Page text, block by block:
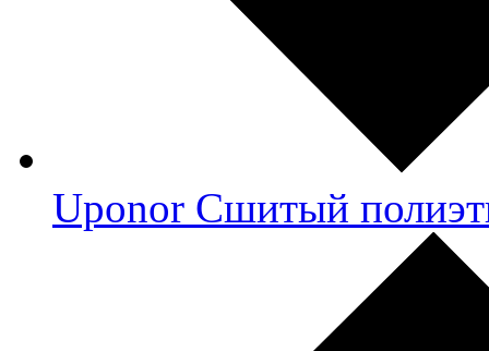
Uponor Сшитый